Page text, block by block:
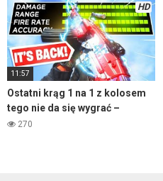
HD
11:57
Ostatni krąg 1 na 1 z kolosem
tego nie da się wygrać –
Warzone
270